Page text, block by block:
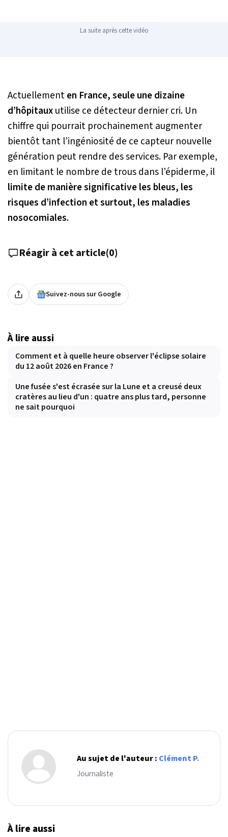
La suite après cette vidéo
Actuellementen France, seule une dizaine
d’hôpitauxutilise ce détecteur dernier cri. Un
chiffre qui pourrait prochainement augmenter
bientôt tant l’ingéniosité de ce capteur nouvelle
génération peut rendre des services. Par exemple,
en limitant le nombre de trous dans l’épiderme, il
limite de manière significative les bleus, les
risques d’infection et surtout, les maladies
nosocomiales.
Réagir à cet article(0)
Suivez-nous sur Google
À lire aussi
Comment et à quelle heure observer l'éclipse solaire
du 12 août 2026 en France ?
Une fusée s'est écrasée sur la Lune et a creusé deux
cratères au lieu d'un : quatre ans plus tard, personne
ne sait pourquoi
Au sujet de l'auteur : Clément P.
Journaliste
À lire aussi